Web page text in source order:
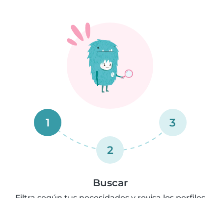
1
2
3
Buscar